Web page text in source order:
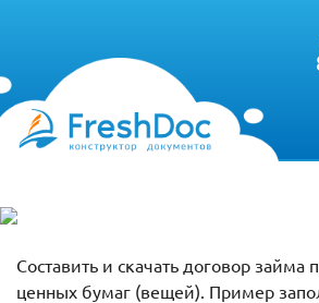
Составить и скачать договор займа
ценных бумаг (вещей). Пример